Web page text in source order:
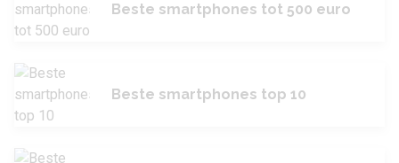
Beste smartphones tot 500 euro
Beste smartphones top 10